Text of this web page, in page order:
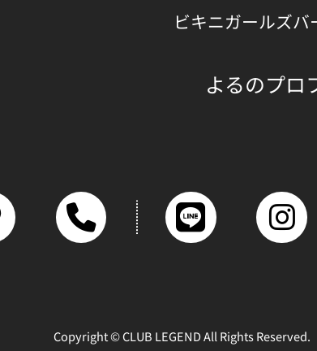
ビキニガールズバ
よるのプロ
Copyright © CLUB LEGEND All Rights Reserved.